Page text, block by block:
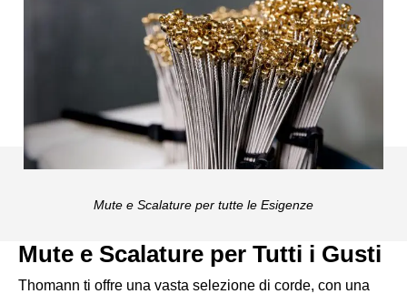
Mute e Scalature per tutte le Esigenze
Mute e Scalature per Tutti i Gusti
Thomann ti offre una vasta selezione di corde, con una